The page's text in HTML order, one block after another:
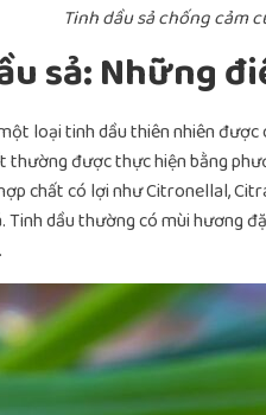
Tinh dầu sả chống cảm
sả: Những
loại tinh dầu thiên nhiên
được thực hiện bằng
chất có lợi như Citronellal,
Tinh dầu thường có mùi hương